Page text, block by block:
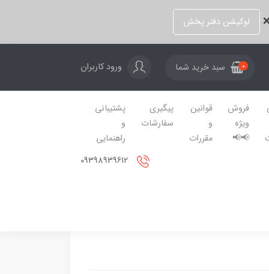
لوکیشن دفتر پخش
0 سبد خرید شما ورود کاربران
فروش
ویژه
📢📢
قوانین
و
مقررات
پیگیری
سفارشات
پشتیبانی
و
راهنمایی